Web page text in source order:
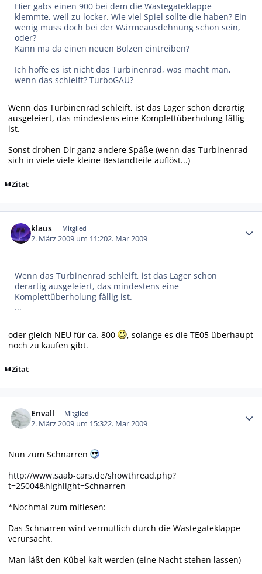
Hier gabs einen 900 bei dem die Wastegateklappe
klemmte, weil zu locker. Wie viel Spiel sollte die haben? Ein
wenig muss doch bei der Wärmeausdehnung schon sein,
oder?
Kann ma da einen neuen Bolzen eintreiben?
Ich hoffe es ist nicht das Turbinenrad, was macht man,
wenn das schleift? TurboGAU?
Wenn das Turbinenrad schleift, ist das Lager schon derartig
ausgeleiert, das mindestens eine Komplettüberholung fällig
ist.
Sonst drohen Dir ganz andere Späße (wenn das Turbinenrad
sich in viele viele kleine Bestandteile auflöst...)
Zitat
klaus Mitglied
2. März 2009 um 11:202. Mar 2009
Wenn das Turbinenrad schleift, ist das Lager schon
derartig ausgeleiert, das mindestens eine
Komplettüberholung fällig ist.
...
oder gleich NEU für ca. 800
, solange es die TE05 überhaupt
noch zu kaufen gibt.
Zitat
Envall Mitglied
2. März 2009 um 15:322. Mar 2009
Nun zum Schnarren
http://www.saab-cars.de/showthread.php?
t=25004&highlight=Schnarren
*Nochmal zum mitlesen:
Das Schnarren wird vermutlich durch die Wastegateklappe
verursacht.
Man läßt den Kübel kalt werden (eine Nacht stehen lassen)